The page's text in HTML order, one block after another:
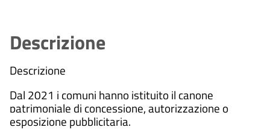
Descrizione
Descrizione
Dal 2021 i comuni hanno istituito il canone
patrimoniale di concessione, autorizzazione o
esposizione pubblicitaria.